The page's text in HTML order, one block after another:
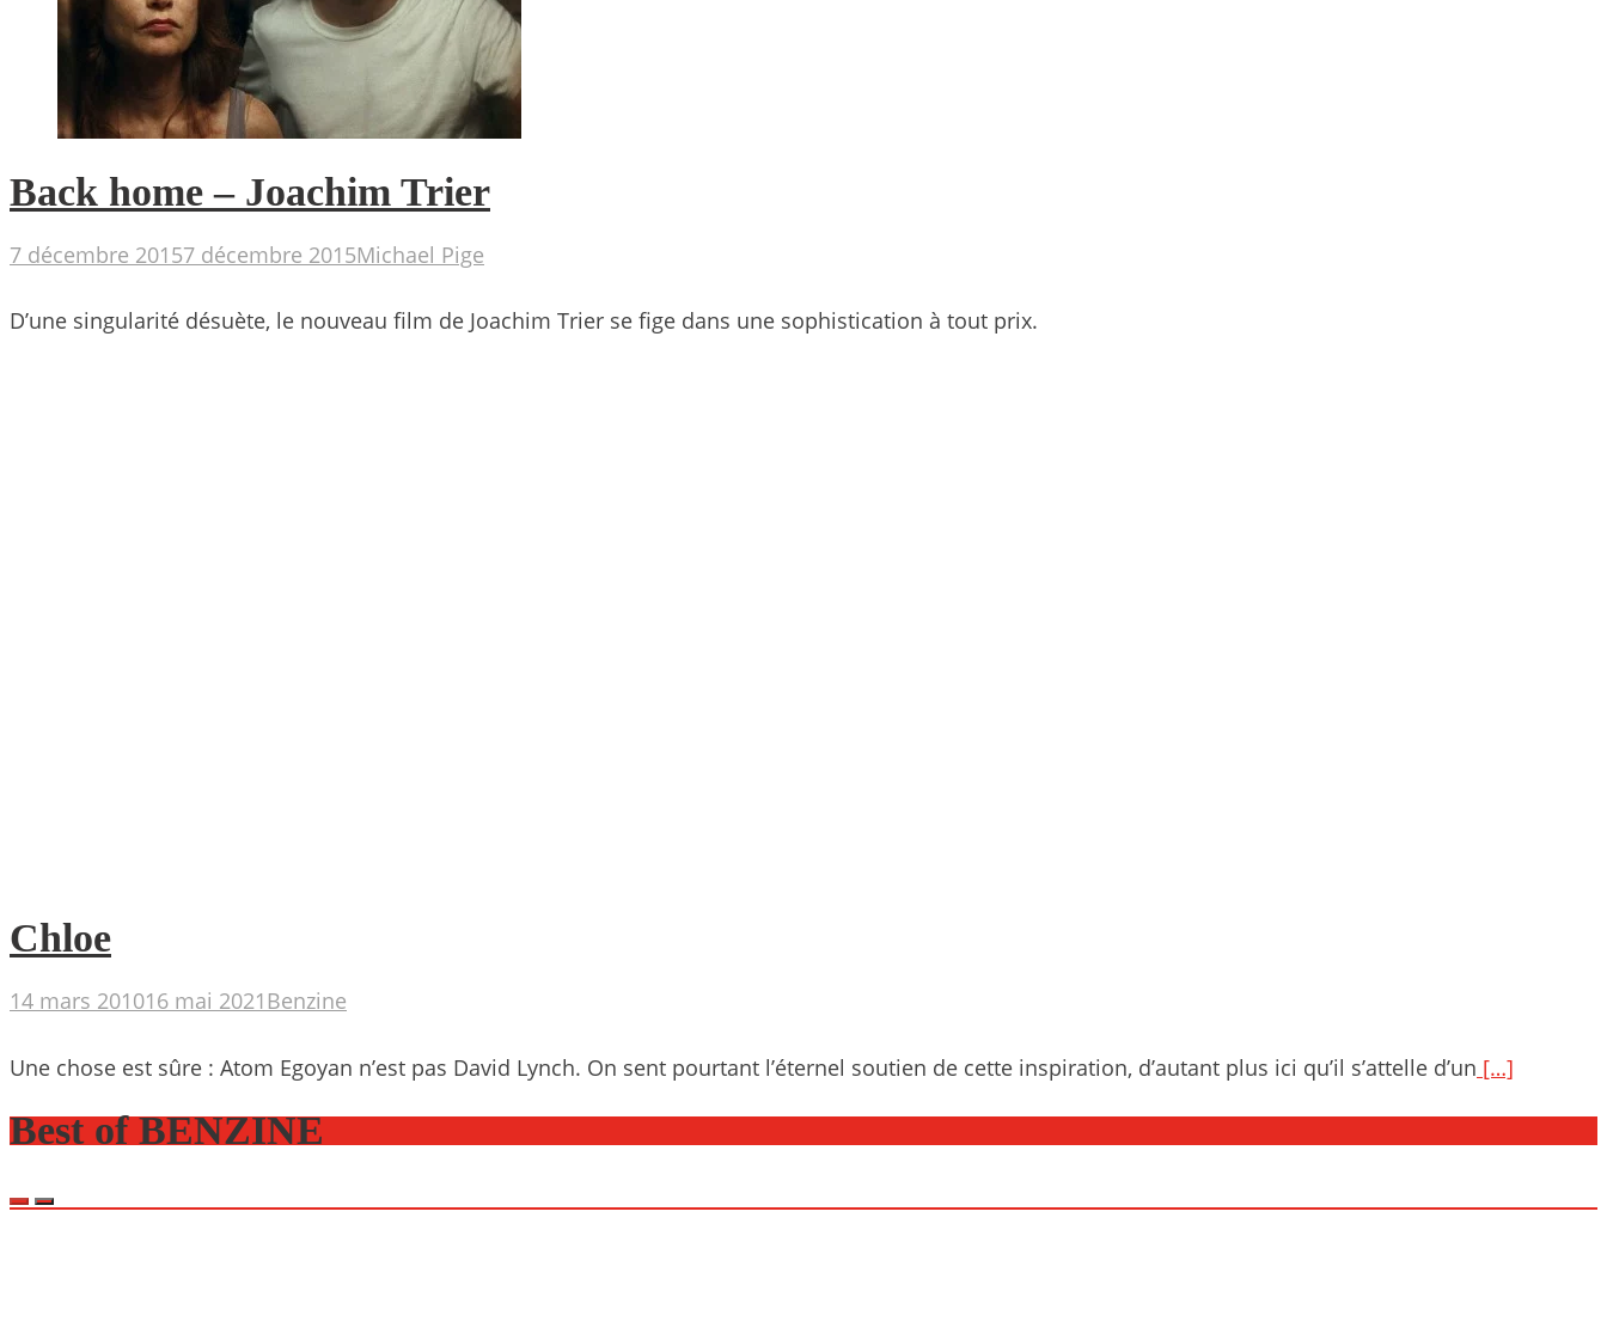
Back home – Joachim Trier
7 décembre 20157 décembre 2015Michael Pige
D’une singularité désuète, le nouveau film de Joachim Trier se fige dans une sophistication à tout prix.
Chloe
14 mars 201016 mai 2021 Benzine
Une chose est sûre : Atom Egoyan n’est pas David Lynch. On sent pourtant l’éternel soutien de cette inspiration, d’autant plus ici qu’il s’attelle d’un […]
Best of BENZINE